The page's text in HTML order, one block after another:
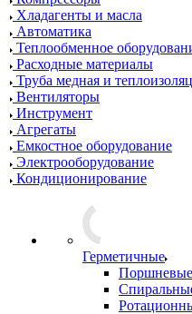
Хладагенты и масла
Автоматика
Теплообменное
Расходные материалы
Труба медная и
Вентиляторы
Инструмент
Агрегаты
Емкостное оборудование
Электрооборудование
Кондиционирование
Герметичные
Поршневые